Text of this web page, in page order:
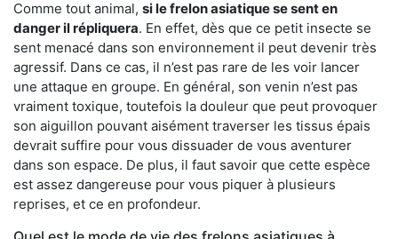
Comme tout animal, si le frelon asiatique se sent en
danger il répliquera. En effet, dès que ce petit insecte se
sent menacé dans son environnement il peut devenir très
agressif. Dans ce cas, il n’est pas rare de les voir lancer
une attaque en groupe. En général, son venin n’est pas
vraiment toxique, toutefois la douleur que peut provoquer
son aiguillon pouvant aisément traverser les tissus épais
devrait suffire pour vous dissuader de vous aventurer
dans son espace. De plus, il faut savoir que cette espèce
est assez dangereuse pour vous piquer à plusieurs
reprises, et ce en profondeur.